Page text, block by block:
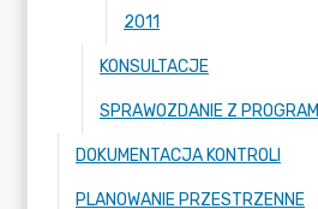
2011
KONSULTACJE
DOKUMENTACJA KONTROLI
PLANOWANIE PRZESTRZENNE